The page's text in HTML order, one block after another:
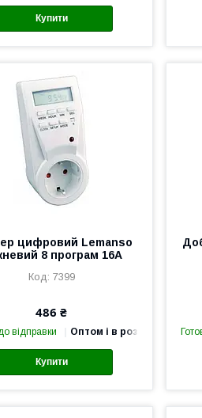
Купити
цифровий Lemanso
8 програм 16A
7399
486 ₴
відправки Оптом і в роздріб
Купити